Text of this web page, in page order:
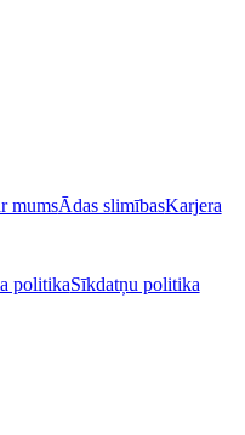
mumsĀdas slimībasKarjera
politikaSīkdatņu politika